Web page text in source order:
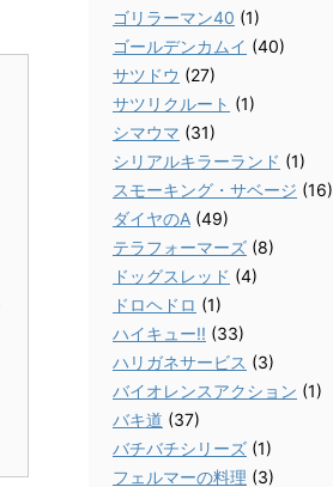
ゴリラーマン40 (1)
ゴールデンカムイ (40)
サツドウ (27)
サツリクルート (1)
シマウマ (31)
シリアルキラーランド (1)
スモーキング・サベージ (16)
ダイヤのA (49)
テラフォーマーズ (8)
ドッグスレッド (4)
ドロヘドロ (1)
ハイキュー!! (33)
ハリガネサービス (3)
バイオレンスアクション (1)
バキ道 (37)
バチバチシリーズ (1)
フェルマーの料理 (3)